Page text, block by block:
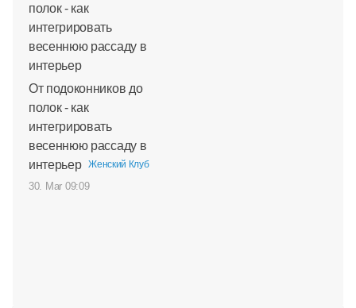
От подоконников до
полок - как
интегрировать
весеннюю рассаду в
интерьер
Женский Клуб
30. Mar 09:09